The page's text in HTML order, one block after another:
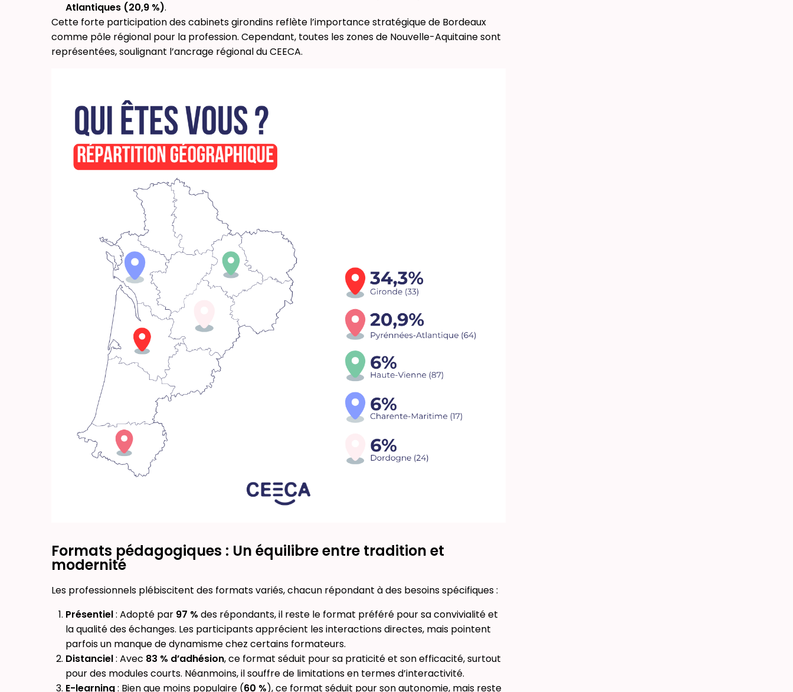
Atlantiques (20,9 %).
Cette forte participation des cabinets girondins reflète l’importance stratégique de Bordeaux
comme pôle régional pour la profession. Cependant, toutes les zones de Nouvelle-Aquitaine sont
représentées, soulignant l’ancrage régional du CEECA.
Formats pédagogiques : Un équilibre entre tradition et
modernité
Les professionnels plébiscitent des formats variés, chacun répondant à des besoins spécifiques :
Présentiel: Adopté par 97 % des répondants, il reste le format préféré pour sa convivialité et
la qualité des échanges. Les participants apprécient les interactions directes, mais pointent
parfois un manque de dynamisme chez certains formateurs.
Distanciel: Avec 83 % d’adhésion, ce format séduit pour sa praticité et son efficacité, surtout
pour des modules courts. Néanmoins, il souffre de limitations en termes d’interactivité.
E-learning: Bien que moins populaire (60 %), ce format séduit pour son autonomie, mais reste